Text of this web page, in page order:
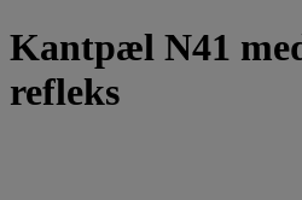
Kantpæl N41
refleks